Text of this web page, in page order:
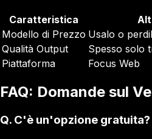
Caratteristica
Modello di Prezzo Usalo o
Qualità Output
Spesso solo
Piattaforma
Focus Web
FAQ: Domande sul
Q. C'è un'opzione gratuita?